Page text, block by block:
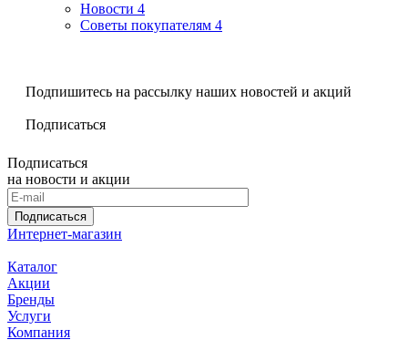
Новости 4
Советы покупателям 4
Подпишитесь на рассылку наших новостей и акций
Подписаться
Подписаться
на новости и акции
Подписаться
Интернет-магазин
Каталог
Акции
Бренды
Услуги
Компания